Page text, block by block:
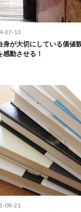
07-13
身が大切にしている価値
動させる！
08-21